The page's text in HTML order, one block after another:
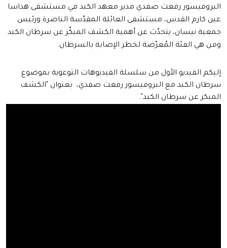
البروفيسور رفعت صفدي مدير معهد الكبد في مستشفى هداسا
عين كارم القدس، مستشفى العائلة المقدّسة الناصرة ورئيس
جمعية نيسان، يتحدّث عن أهمية الكشف المبكّر عن سرطان الكبد
ومن هي الفئة المُعرّضة لخطر الإصابة بالسرطان.
إليكم الفيديو الأول من سلسلة الفيديوهات التوعوية بموضوع
سرطان الكبد مع البروفيسور رفعت صفدي، بعنوان "الكشف
المبكر عن سرطان الكبد".